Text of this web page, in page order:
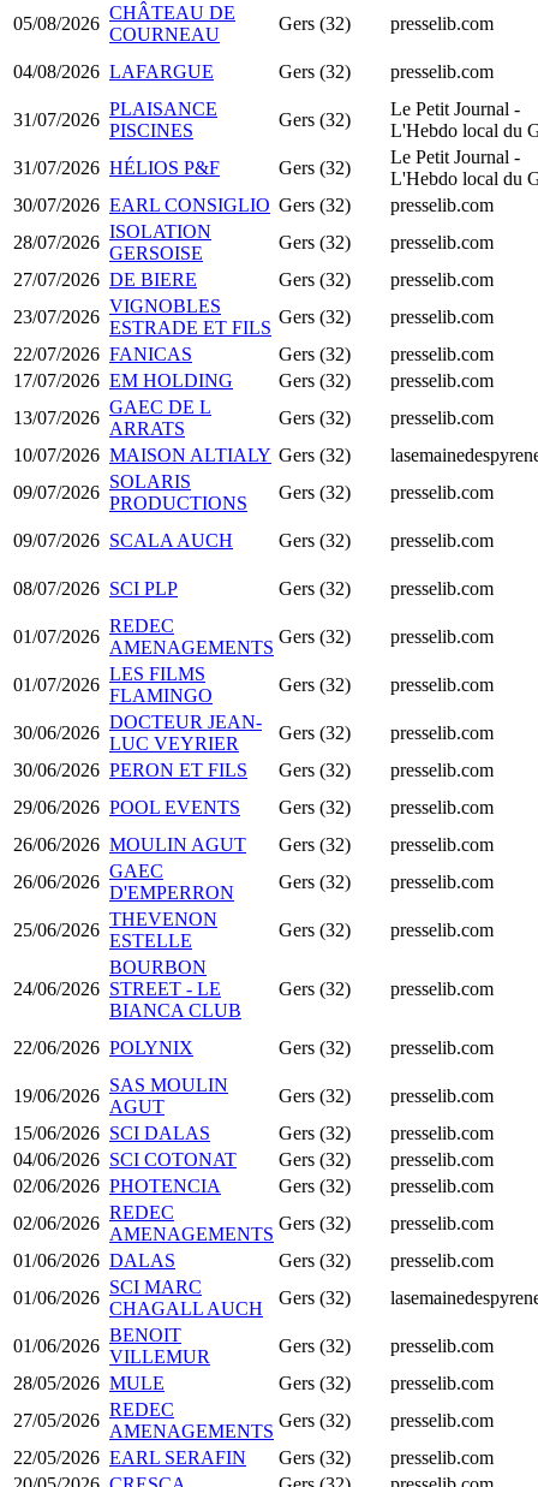
05/08/2026
CHÂTEAU DE
COURNEAU
Gers (32) presselib.com
04/08/2026 LAFARGUE Gers (32) presselib.com
31/07/2026
PLAISANCE
PISCINES
Gers (32)
Le Petit Journal -
L'Hebdo local du
31/07/2026 HÉLIOS P&F Gers (32)
Le Petit Journal -
L'Hebdo local du
30/07/2026 EARL CONSIGLIO Gers (32)
presselib.com
28/07/2026
ISOLATION
GERSOISE
Gers (32)
presselib.com
27/07/2026 DE BIERE Gers (32)
presselib.com
23/07/2026
VIGNOBLES
ESTRADE ET FILS
Gers (32)
presselib.com
22/07/2026 FANICAS Gers (32)
presselib.com
17/07/2026 EM HOLDING Gers (32)
presselib.com
13/07/2026
GAEC DE L
ARRATS
Gers (32)
presselib.com
10/07/2026 MAISON ALTIALY Gers (32)
09/07/2026
SOLARIS
PRODUCTIONS
Gers (32) presselib.com
09/07/2026 SCALA AUCH Gers (32) presselib.com
08/07/2026 SCI PLP Gers (32) presselib.com
01/07/2026
REDEC
AMENAGEMENTS
Gers (32) presselib.com
01/07/2026
LES FILMS
FLAMINGO
Gers (32) presselib.com
30/06/2026
DOCTEUR JEAN-
LUC VEYRIER
Gers (32)
presselib.com
30/06/2026 PERON ET FILS Gers (32)
presselib.com
29/06/2026 POOL EVENTS Gers (32)
presselib.com
26/06/2026 MOULIN AGUT Gers (32)
presselib.com
26/06/2026
GAEC
D'EMPERRON
Gers (32) presselib.com
25/06/2026
THEVENON
ESTELLE
Gers (32) presselib.com
24/06/2026
BOURBON
STREET - LE
BIANCA CLUB
Gers (32) presselib.com
22/06/2026 POLYNIX Gers (32) presselib.com
19/06/2026
SAS MOULIN
AGUT
Gers (32)
presselib.com
15/06/2026 SCI DALAS Gers (32)
presselib.com
04/06/2026 SCI COTONAT Gers (32)
presselib.com
02/06/2026 PHOTENCIA Gers (32)
presselib.com
02/06/2026
REDEC
AMENAGEMENTS
Gers (32)
presselib.com
01/06/2026 DALAS Gers (32)
presselib.com
01/06/2026
SCI MARC
CHAGALL AUCH
Gers (32)
01/06/2026
BENOIT
VILLEMUR
Gers (32)
presselib.com
28/05/2026 MULE Gers (32)
presselib.com
27/05/2026
REDEC
AMENAGEMENTS
Gers (32)
presselib.com
22/05/2026 EARL SERAFIN Gers (32)
presselib.com